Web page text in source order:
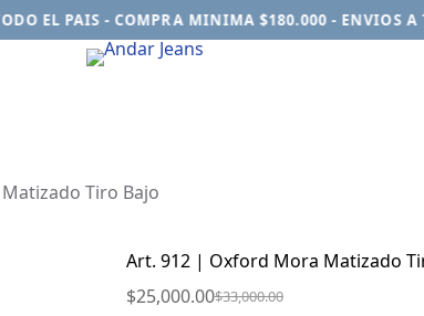
PAIS - COMPRA MINIMA $180.000 - ENVIOS A
Tiro Bajo
Art. 912 | Oxford Mora Matizado
$33,000.00
El
$25,000.00
El